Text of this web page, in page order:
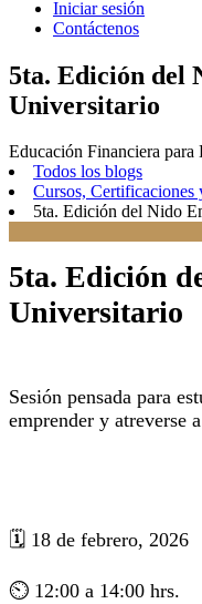
Iniciar sesión
Contáctenos
5ta. Edición del
Universitario
Educación Financiera para
Todos los blogs
Cursos, Certificaciones
5ta. Edición del Nido
5ta. Edición
Universitario
Sesión pensada para
emprender y atreverse
🗓 18 de febrero, 2026
⏲ 12:00 a 14:00 hrs.